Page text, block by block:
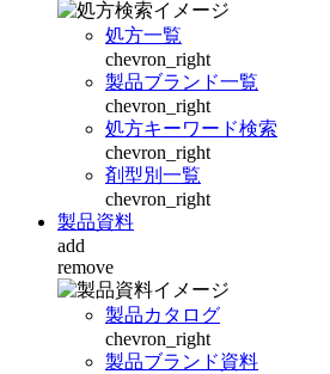
処方一覧
chevron_right
製品ブランド一覧
chevron_right
処方キーワード検索
chevron_right
剤型別一覧
chevron_right
製品資料
add
remove
製品カタログ
chevron_right
製品ブランド資料